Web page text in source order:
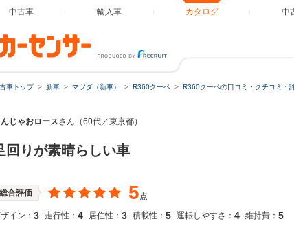
中古車 輸入車 カタログ 中
車トップ 新車 マツダ（新車） R360クーペ R360クーペの口コミ・クチコミ・
じゃおロースさん（60代／東京都）
回りが素晴らしい車
総合評価 5点
イン： 3 走行性： 4 居住性： 3 積載性： 5 運転しやすさ： 4 維持費： 5